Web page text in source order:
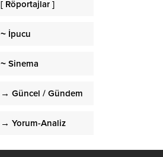
[ Röportajlar ]
~ İpucu
~ Sinema
→ Güncel / Gündem
→ Yorum-Analiz